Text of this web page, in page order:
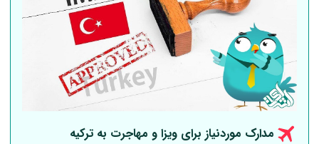
مدارک موردنیاز برای ویزا و مهاجرت به ترکیه